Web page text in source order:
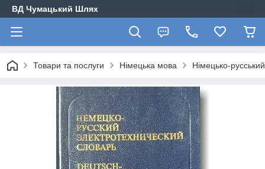
ВД Чумацький Шлях
Товари та послуги Німецька мова Німецько-